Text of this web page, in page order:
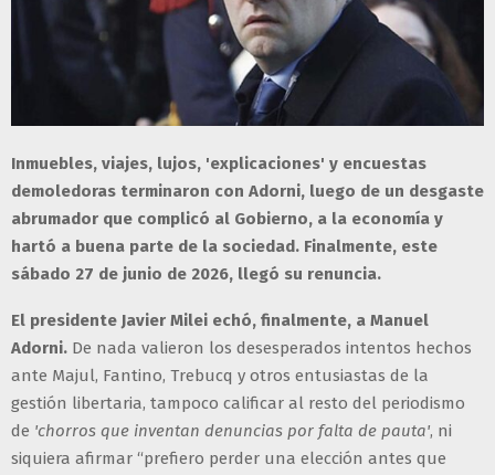
Inmuebles, viajes, lujos, 'explicaciones' y encuestas
demoledoras terminaron con Adorni, luego de un desgaste
abrumador que complicó al Gobierno, a la economía y
hartó a buena parte de la sociedad. Finalmente, este
sábado 27 de junio de 2026, llegó su renuncia.
El presidente Javier Milei echó, finalmente, a Manuel
Adorni. De nada valieron los desesperados intentos hechos
ante Majul, Fantino, Trebucq y otros entusiastas de la
gestión libertaria, tampoco calificar al resto del periodismo
de 'chorros que inventan denuncias por falta de pauta', ni
siquiera afirmar “prefiero perder una elección antes que